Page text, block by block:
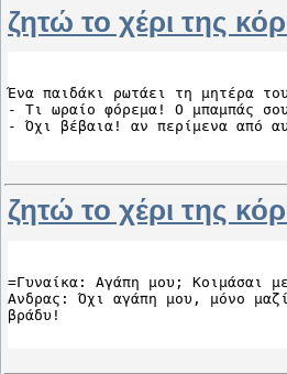
ζητώ το χέρι της
Ένα παιδάκι ρωτάει τη μητέρα
- Τι ωραίο φόρεμα! Ο μπαμπάς
- Όχι βέβαια! αν περίμενα από
ζητώ το χέρι της
=Γυναίκα: Αγάπη μου; Κοιμάσαι
Ανδρας: Όχι αγάπη μου, μόνο
βράδυ!